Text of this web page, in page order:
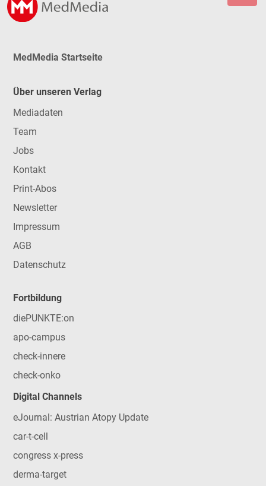
MedMedia Startseite
Über unseren Verlag
Mediadaten
Team
Jobs
Kontakt
Print-Abos
Newsletter
Impressum
AGB
Datenschutz
Fortbildung
diePUNKTE:on
apo-campus
check-innere
check-onko
Digital Channels
eJournal: Austrian Atopy Update
car-t-cell
congress x-press
derma-target